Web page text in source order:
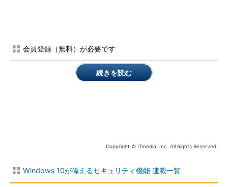
オンラインサービスとデバイスの認証は、デバイスのTPMに保
存した秘密鍵と、オンラインサービスに登録した公開鍵を使った
（レスポンス値）を送信元に戻す。返されたレスポンス値と元の
セスできていることを確認する認証方式。認証ごとに異なるラン
会員登録（無料）が必要です
続きを読む
Copyright © ITmedia, Inc. All Rights Reserved.
Windows 10が備えるセキュリティ機能 連載一覧